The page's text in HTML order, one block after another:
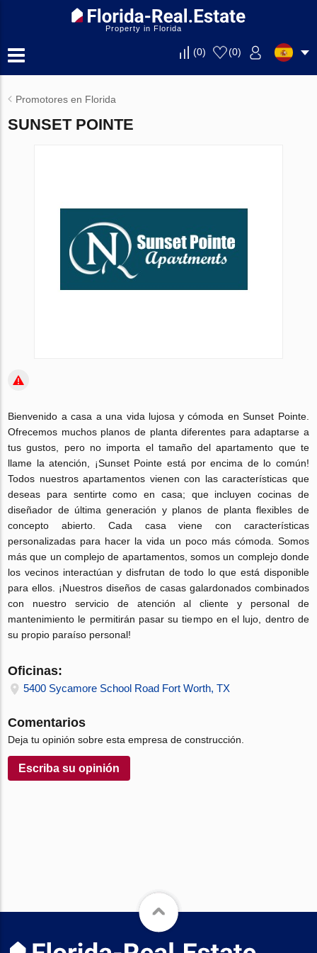
Property in Florida
(0) (0)
Promotores en Florida
SUNSET POINTE
Bienvenido a casa a una vida lujosa y cómoda en Sunset Pointe.
Ofrecemos muchos planos de planta diferentes para adaptarse a
tus gustos, pero no importa el tamaño del apartamento que te
llame la atención, ¡Sunset Pointe está por encima de lo común!
Todos nuestros apartamentos vienen con las características que
deseas para sentirte como en casa; que incluyen cocinas de
diseñador de última generación y planos de planta flexibles de
concepto abierto. Cada casa viene con características
personalizadas para hacer la vida un poco más cómoda. Somos
más que un complejo de apartamentos, somos un complejo donde
los vecinos interactúan y disfrutan de todo lo que está disponible
para ellos. ¡Nuestros diseños de casas galardonados combinados
con nuestro servicio de atención al cliente y personal de
mantenimiento le permitirán pasar su tiempo en el lujo, dentro de
su propio paraíso personal!
Oficinas:
5400 Sycamore School Road Fort Worth, TX
Comentarios
Deja tu opinión sobre esta empresa de construcción.
Escriba su opinión